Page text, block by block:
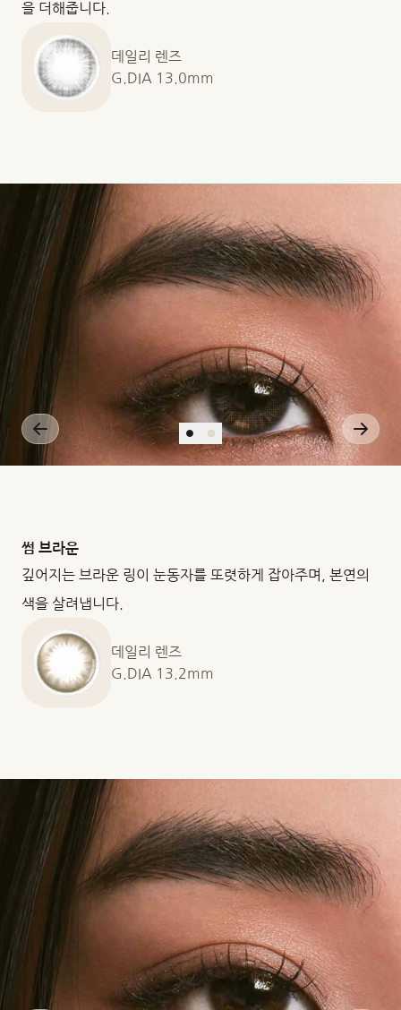
을 더해줍니다.
데일리 렌즈
G.DIA 13.0mm
썸 브라운
깊어지는 브라운 링이 눈동자를 또렷하게 잡아주며, 본연의
색을 살려냅니다.
데일리 렌즈
G.DIA 13.2mm